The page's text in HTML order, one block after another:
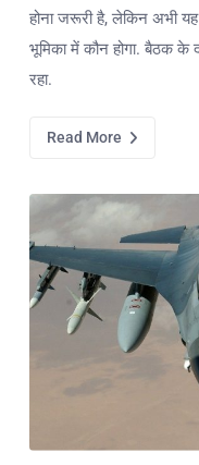
होना जरूरी है, लेकिन अभी
भूमिका में कौन होगा. बैठक के
रहा.
Read More